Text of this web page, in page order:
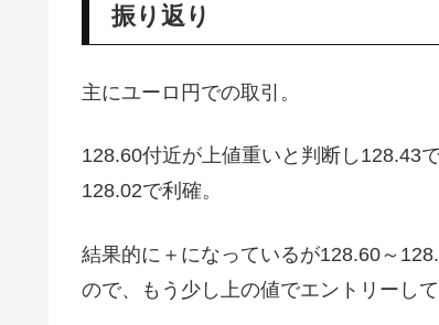
振り返り
主にユーロ円での取引。
128.60付近が上値重いと判断し128.43
128.02で利確。
結果的に＋になっているが128.60～
ので、もう少し上の値でエントリーし